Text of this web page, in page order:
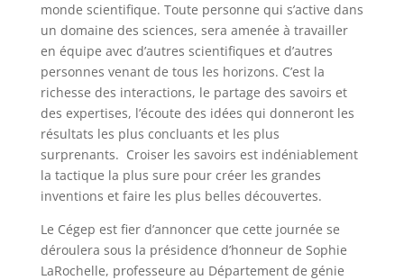
monde scientifique. Toute personne qui s’active dans
un domaine des sciences, sera amenée à travailler
en équipe avec d’autres scientifiques et d’autres
personnes venant de tous les horizons. C’est la
richesse des interactions, le partage des savoirs et
des expertises, l’écoute des idées qui donneront les
résultats les plus concluants et les plus
surprenants. Croiser les savoirs est indéniablement
la tactique la plus sure pour créer les grandes
inventions et faire les plus belles découvertes.
Le Cégep est fier d’annoncer que cette journée se
déroulera sous la présidence d’honneur de Sophie
LaRochelle, professeure au Département de génie